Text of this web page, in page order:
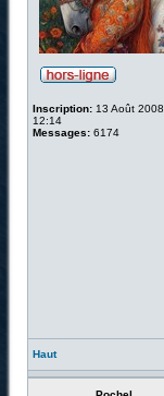
Inscription: 13 Août 2008,
12:14
Messages: 6174
Haut